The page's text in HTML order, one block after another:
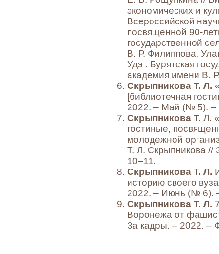
экономических и
Всероссийской
посвященной 90-
государственной
В. Р. Филиппова,
Удэ : Бурятская
академия имени В.
Скрыпникова Т. Л.
[библиотечная
2022. – Май (№ 5). –
Скрыпникова Т. Л.
гостиные,
молодежной
Т. Л. Скрыпникова
10–11.
Скрыпникова Т. Л.
историю своего
2022. – Июнь (№ 6).
Скрыпникова Т. Л.
Воронежа от
За кадры. – 2022. –